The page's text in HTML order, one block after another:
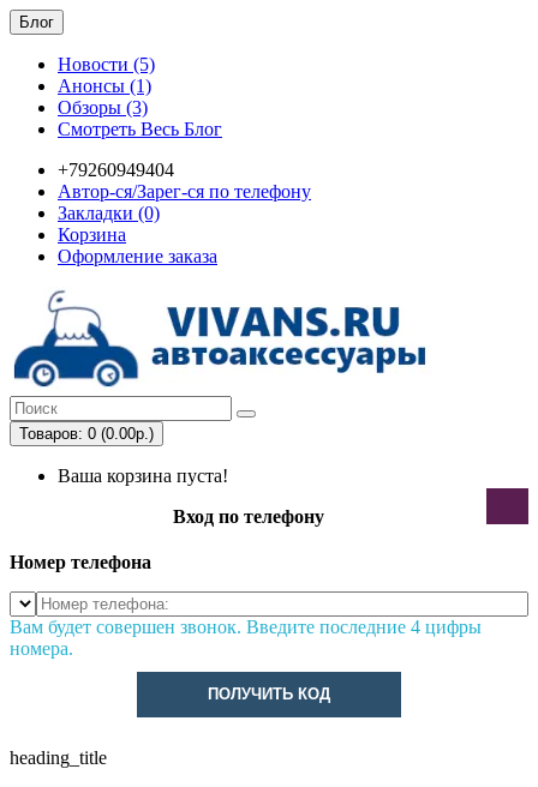
Блог
Новости (5)
Анонсы (1)
Обзоры (3)
Смотреть Весь Блог
+79260949404
Автор-ся/Зарег-ся по телефону
Закладки (0)
Корзина
Оформление заказа
Товаров: 0 (0.00р.)
Ваша корзина пуста!
Вход по телефону
Номер телефона
Вам будет совершен звонок. Введите последние 4 цифры
номера.
ПОЛУЧИТЬ КОД
heading_title